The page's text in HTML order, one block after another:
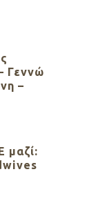
Γεννώ
–
μαζί: